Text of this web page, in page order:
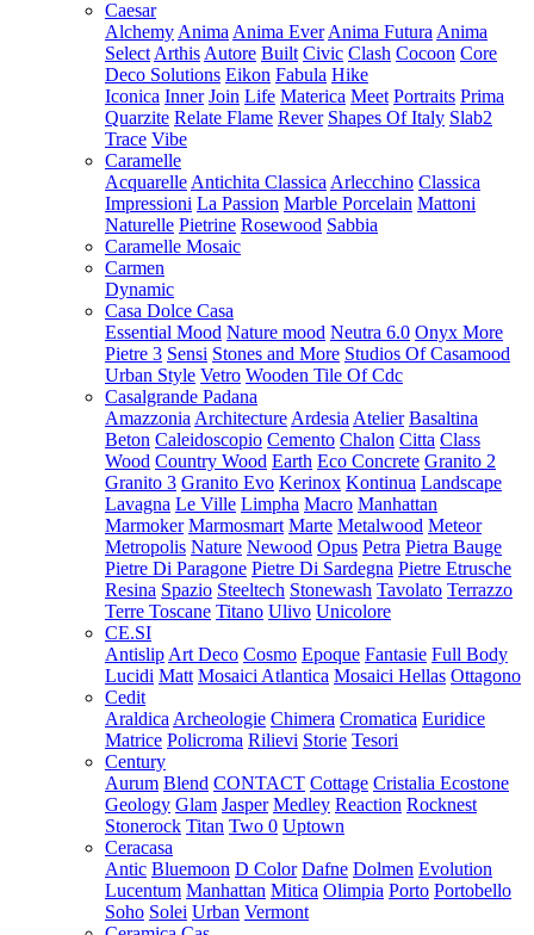
Caesar
Alchemy Anima Anima Ever Anima Futura Anima
Select Arthis Autore Built Civic Clash Cocoon Core
Deco Solutions Eikon Fabula Hike
Iconica Inner Join Life Materica Meet Portraits Prima
Quarzite Relate Flame Rever Shapes Of Italy Slab2
Trace Vibe
Caramelle
Acquarelle Antichita Classica Arlecchino Classica
Impressioni La Passion Marble Porcelain Mattoni
Naturelle Pietrine Rosewood Sabbia
Caramelle Mosaic
Carmen
Dynamic
Casa Dolce Casa
Essential Mood Nature mood Neutra 6.0 Onyx More
Pietre 3 Sensi Stones and More Studios Of Casamood
Urban Style Vetro Wooden Tile Of Cdc
Casalgrande Padana
Amazzonia Architecture Ardesia Atelier Basaltina
Beton Caleidoscopio Cemento Chalon Citta Class
Wood Country Wood Earth Eco Concrete Granito 2
Granito 3 Granito Evo Kerinox Kontinua Landscape
Lavagna Le Ville Limpha Macro Manhattan
Marmoker Marmosmart Marte Metalwood Meteor
Metropolis Nature Newood Opus Petra Pietra Bauge
Pietre Di Paragone Pietre Di Sardegna Pietre Etrusche
Resina Spazio Steeltech Stonewash Tavolato Terrazzo
Terre Toscane Titano Ulivo Unicolore
CE.SI
Antislip Art Deco Cosmo Epoque Fantasie Full Body
Lucidi Matt Mosaici Atlantica Mosaici Hellas Ottagono
Cedit
Araldica Archeologie Chimera Cromatica Euridice
Matrice Policroma Rilievi Storie Tesori
Century
Aurum Blend CONTACT Cottage Cristalia Ecostone
Geology Glam Jasper Medley Reaction Rocknest
Stonerock Titan Two 0 Uptown
Ceracasa
Antic Bluemoon D Color Dafne Dolmen Evolution
Lucentum Manhattan Mitica Olimpia Porto Portobello
Soho Solei Urban Vermont